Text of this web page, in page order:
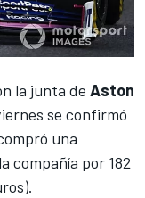
la junta de Aston
se confirmó
una
compañía por 182